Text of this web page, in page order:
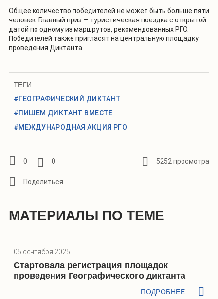
Общее количество победителей не может быть больше пяти
человек. Главный приз — туристическая поездка с открытой
датой по одному из маршрутов, рекомендованных РГО.
Победителей также пригласят на центральную площадку
проведения Диктанта.
ТЕГИ:
#ГЕОГРАФИЧЕСКИЙ ДИКТАНТ
#ПИШЕМ ДИКТАНТ ВМЕСТЕ
#МЕЖДУНАРОДНАЯ АКЦИЯ РГО
0 0 5252 просмотра
МАТЕРИАЛЫ ПО ТЕМЕ
05 сентября 2025
Стартовала регистрация площадок
проведения Географического диктанта
ПОДРОБНЕЕ